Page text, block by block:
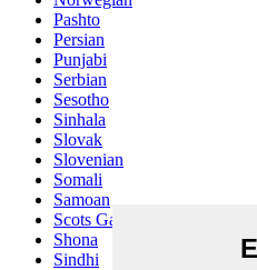
Pashto
Persian
Punjabi
Serbian
Sesotho
Sinhala
Slovak
Slovenian
Somali
Samoan
Scots Gaelic
Shona
Sindhi